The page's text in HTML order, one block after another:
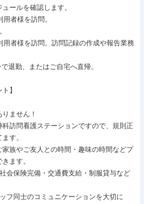
ールを確認します。
用者様を訪問。
用者様を訪問。訪問記録の作成や報告業務
退勤、またはご自宅へ直帰。
】
ません！
訪問看護ステーションですので、規則正
す。
族やご友人との時間・趣味の時間などプ
ます。
会保険完備・交通費支給・制服貸与など
フ同士のコミュニケーションを大切に